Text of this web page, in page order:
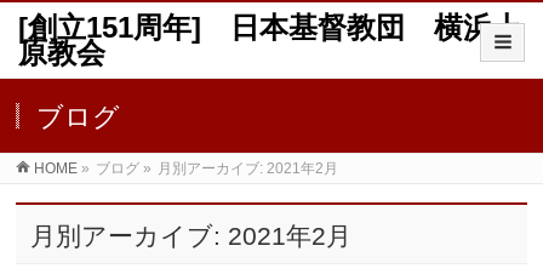
[創立151周年] 日本基督教団 横浜上
原教会
ブログ
HOME » ブログ » 月別アーカイブ: 2021年2月
月別アーカイブ: 2021年2月